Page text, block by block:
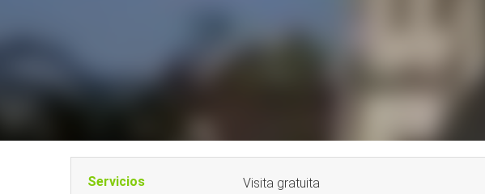
Servicios Visita gratuita